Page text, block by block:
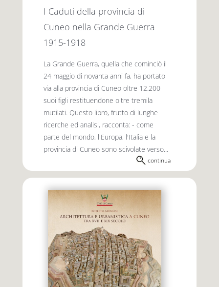
I Caduti della provincia di
Cuneo nella Grande Guerra
1915-1918
La Grande Guerra, quella che cominciò il
24 maggio di novanta anni fa, ha portato
via alla provincia di Cuneo oltre 12.200
suoi figli restituendone oltre tremila
mutilati. Questo libro, frutto di lunghe
ricerche ed analisi, racconta: - come
parte del mondo, l'Europa, l'Italia e la
provincia di Cuneo sono scivolate verso...
continua